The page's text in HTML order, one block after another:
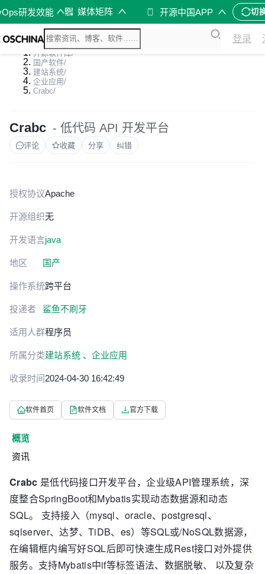
研发效能 媒体矩阵 开源中国APP 切
登录
开源软件库/
国产软件/
建站系统/
企业应用/
Crabc/
Crabc - 低代码 API 开发平台
评论 收藏 分享 纠错
授权协议Apache
开源组织无
开发语言java
地区 国产
操作系统跨平台
投递者 鲨鱼不刷牙
适用人群程序员
所属分类建站系统 、 企业应用
收录时间2024-04-30 16:42:49
软件首页 软件文档 官方下载
概览
资讯
Crabc 是低代码接口开发平台，企业级API管理系统，深
度整合SpringBoot和Mybatis实现动态数据源和动态
SQL。 支持接入（mysql、oracle、postgresql、
sqlserver、达梦、TiDB、es）等SQL或/NoSQL数据源，
在编辑框内编写好SQL后即可快速生成Rest接口对外提供
服务。支持Mybatis中if等标签语法、数据脱敏、 以及复杂